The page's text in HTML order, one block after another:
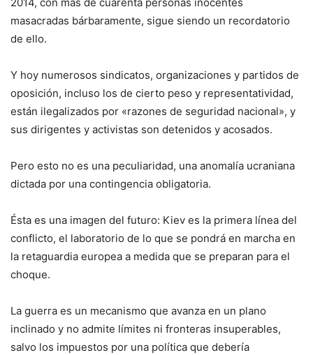
masacradas bárbaramente, sigue siendo un recordatorio
de ello.
Y hoy numerosos sindicatos, organizaciones y partidos de
oposición, incluso los de cierto peso y representatividad,
están ilegalizados por «razones de seguridad nacional», y
sus dirigentes y activistas son detenidos y acosados.
Pero esto no es una peculiaridad, una anomalía ucraniana
dictada por una contingencia obligatoria.
Ésta es una imagen del futuro: Kiev es la primera línea del
conflicto, el laboratorio de lo que se pondrá en marcha en
la retaguardia europea a medida que se preparan para el
choque.
La guerra es un mecanismo que avanza en un plano
inclinado y no admite límites ni fronteras insuperables,
salvo los impuestos por una política que debería